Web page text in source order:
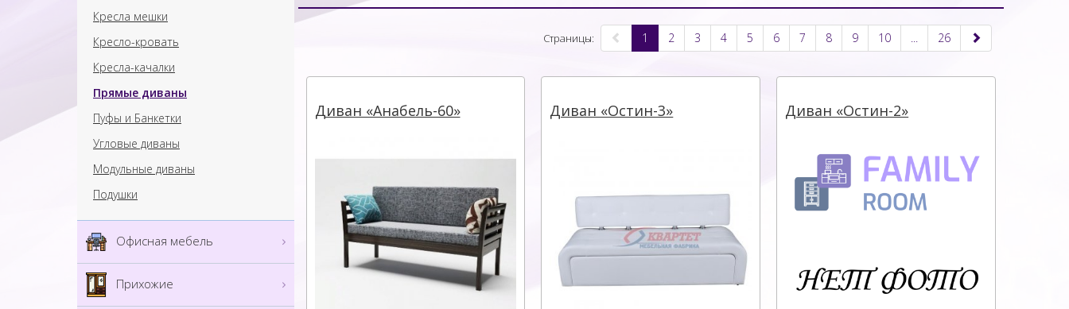
1 2 3 4 5 6 7 8 9 10 26
Страницы:
Диван «Анабель-60» Диван «Остин-3» Диван «Остин-2»
Кресла мешки
Кресло-кровать
Кресла-качалки
Прямые диваны
Пуфы и Банкетки
Угловые диваны
Модульные диваны
Подушки
Офисная мебель
Прихожие